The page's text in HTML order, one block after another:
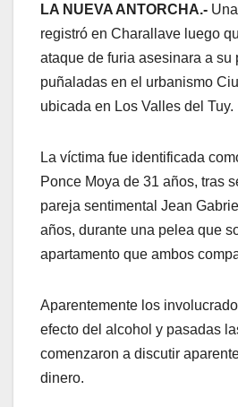
LA NUEVA ANTORCHA.-
registró en Charallave luego
ataque de furia asesinara a su
puñaladas en el urbanismo
ubicada en Los Valles del Tuy.
La víctima fue identificada
Ponce Moya de 31 años, tras
pareja sentimental Jean
años, durante una pelea que
apartamento que ambos
Aparentemente los
efecto del alcohol y pasadas
comenzaron a discutir
dinero.